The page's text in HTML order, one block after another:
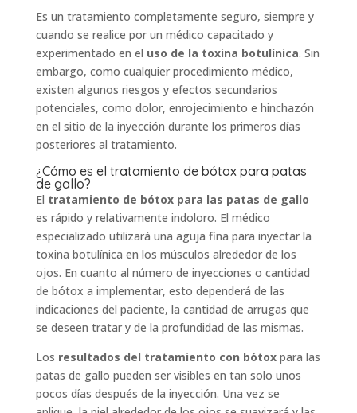
Es un tratamiento completamente seguro, siempre y
cuando se realice por un médico capacitado y
experimentado en el uso de la toxina botulínica. Sin
embargo, como cualquier procedimiento médico,
existen algunos riesgos y efectos secundarios
potenciales, como dolor, enrojecimiento e hinchazón
en el sitio de la inyección durante los primeros días
posteriores al tratamiento.
¿Cómo es el tratamiento de bótox para patas
de gallo?
El tratamiento de bótox para las patas de gallo
es rápido y relativamente indoloro. El médico
especializado utilizará una aguja fina para inyectar la
toxina botulínica en los músculos alrededor de los
ojos. En cuanto al número de inyecciones o cantidad
de bótox a implementar, esto dependerá de las
indicaciones del paciente, la cantidad de arrugas que
se deseen tratar y de la profundidad de las mismas.
Los resultados del tratamiento con bótox para las
patas de gallo pueden ser visibles en tan solo unos
pocos días después de la inyección. Una vez se